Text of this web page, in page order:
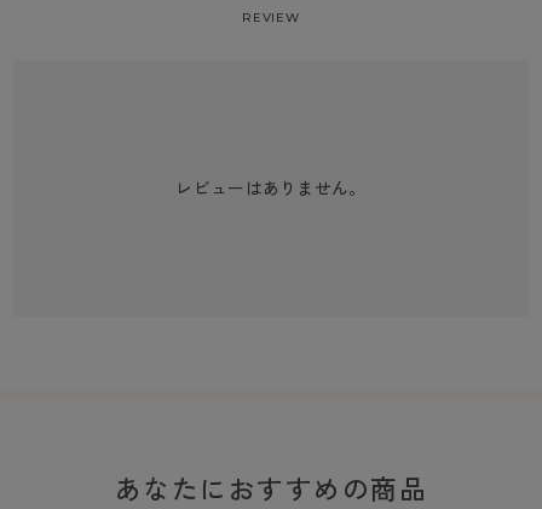
REVIEW
レビューはありません。
あなたにおすすめの商品